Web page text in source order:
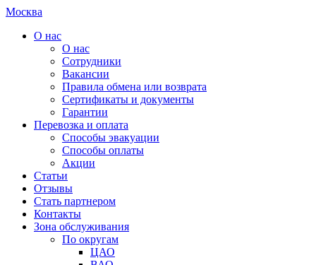
Москва
О нас
О нас
Сотрудники
Вакансии
Правила обмена или возврата
Сертификаты и документы
Гарантии
Перевозка и оплата
Способы эвакуации
Способы оплаты
Акции
Статьи
Отзывы
Стать партнером
Контакты
Зона обслуживания
По округам
ЦАО